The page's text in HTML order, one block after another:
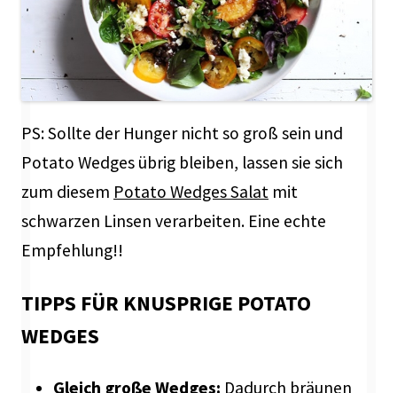
PS: Sollte der Hunger nicht so groß sein und
Potato Wedges übrig bleiben, lassen sie sich
zum diesem Potato Wedges Salat mit
schwarzen Linsen verarbeiten. Eine echte
Empfehlung!!
TIPPS FÜR KNUSPRIGE POTATO
WEDGES
Gleich große Wedges: Dadurch bräunen